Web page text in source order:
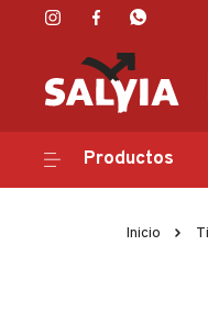
Productos
Novedades
Productos
Inicio